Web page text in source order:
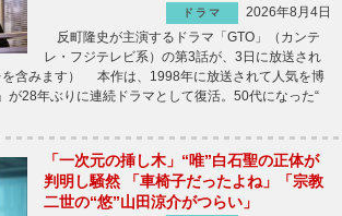
ドラマ
2026年8月4日
反町隆史が主演するドラマ「GTO」（カンテ
レ・フジテレビ系）の第3話が、3日に放送され
を含みます） 本作は、1998年に放送されて人気を博
が28年ぶりに連続ドラマとして復活。50代になった“
「一次元の挿し木」“唯”白石聖の正体が
判明し騒然 「車椅子だったよね」「宗教
二世の“悠”山田涼介がつらい」